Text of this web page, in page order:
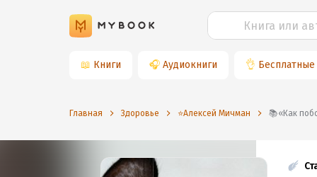
📖 Книги 🎧 Аудиокниги 👌 Бесплатные
Главная Здоровье ⭐️Алексей Мичман 📚«Как